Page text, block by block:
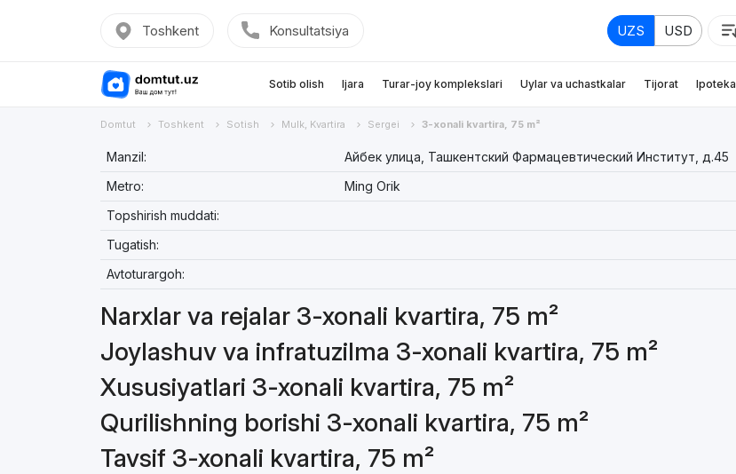
Toshkent Konsultatsiya UZS USD
Sotib olish Ijara Turar-joy komplekslari Uylar va uchastkalar Tijorat Ipoteka
Domtut Toshkent Sotish Mulk, Kvartira Sergei 3-xonali kvartira, 75 m²
Manzil:
Айбек улица, Ташкентский Фармацевтический Институт, д.45
Metro:
Ming Orik
Topshirish muddati:
Tugatish:
Avtoturargoh:
Narxlar va rejalar 3-xonali kvartira, 75 m²
Joylashuv va infratuzilma 3-xonali kvartira, 75 m²
Xususiyatlari 3-xonali kvartira, 75 m²
Qurilishning borishi 3-xonali kvartira, 75 m²
Tavsif 3-xonali kvartira, 75 m²